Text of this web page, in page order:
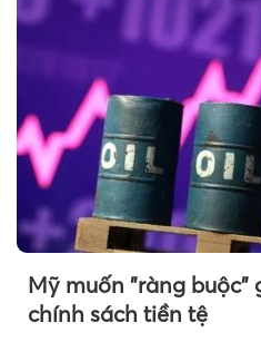
Mỹ muốn "ràng buộc"
chính sách tiền tệ